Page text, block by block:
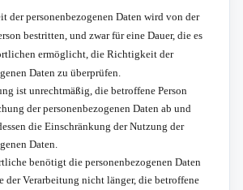
der personenbezogenen Daten wird von der
bestritten, und zwar für eine Dauer, die es
ermöglicht, die Richtigkeit der
Daten zu überprüfen.
ist unrechtmäßig, die betroffene Person
der personenbezogenen Daten ab und
die Einschränkung der Nutzung der
Daten.
benötigt die personenbezogenen Daten
der Verarbeitung nicht länger, die betroffene